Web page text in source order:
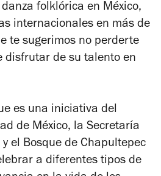
folklórica en México,
internacionales en más de
te sugerimos no perderte
disfrutar de su talento en
es una iniciativa del
de México, la Secretaría
el Bosque de Chapultepec
a diferentes tipos de